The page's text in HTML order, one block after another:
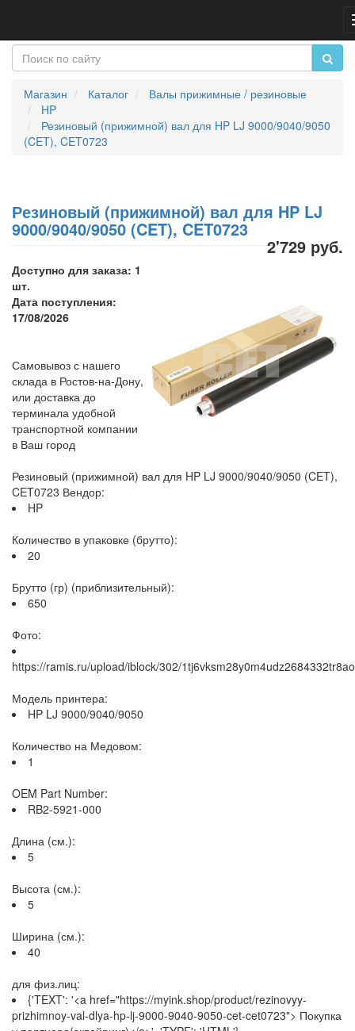
Магазин Каталог
Валы прижимные / резиновые
HP
Резиновый (прижимной) вал для HP LJ 9000/9040/9050
(CET), CET0723
Резиновый (прижимной) вал для HP LJ
9000/9040/9050 (CET), CET0723
2'729 руб.
Доступно для заказа: 1
шт.
Дата поступления:
17/08/2026
Самовывоз с нашего
склада в Ростов-на-Дону,
или доставка до
терминала удобной
транспортной компании
в Ваш город
Резиновый (прижимной) вал для HP LJ 9000/9040/9050 (CET),
CET0723 Вендор:
HP
Количество в упаковке (брутто):
20
Брутто (гр) (приблизительный):
650
Фото:
https://ramis.ru/upload/iblock/302/
Модель принтера:
HP LJ 9000/9040/9050
Количество на Медовом:
1
OEM Part Number:
RB2-5921-000
Длина (см.):
5
Высота (см.):
5
Ширина (см.):
40
для физ.лиц:
{'TEXT': '<a href="https://myink.shop/product/rezinovyy-
prizhimnoy-val-dlya-hp-lj-9000-9040-9050-cet-cet0723"> Покупка